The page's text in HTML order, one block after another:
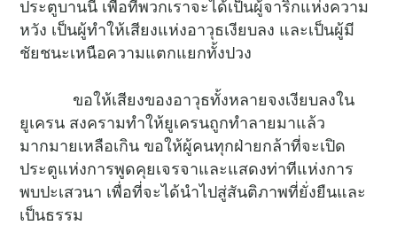
ประตูบานนี้ เพื่อที่พวกเราจะได้เป็นผู้จาริกแห่งความ
หวัง เป็นผู้ทำให้เสียงแห่งอาวุธเงียบลง และเป็นผู้มี
ชัยชนะเหนือความแตกแยกทั้งปวง
ขอให้เสียงของอาวุธทั้งหลายจงเงียบลงใน
ยูเครน สงครามทำให้ยูเครนถูกทำลายมาแล้ว
มากมายเหลือเกิน ขอให้ผู้คนทุกฝ่ายกล้าที่จะเปิด
ประตูแห่งการพูดคุยเจรจาและแสดงท่าทีแห่งการ
พบปะเสวนา เพื่อที่จะได้นำไปสู่สันติภาพที่ยั่งยืนและ
เป็นธรรม